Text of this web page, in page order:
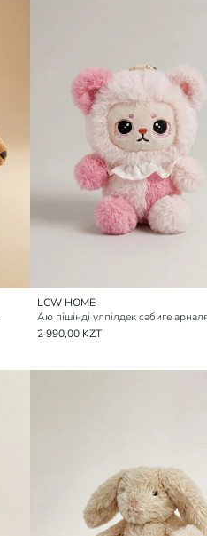
LCW HOME
2 990,00 KZT